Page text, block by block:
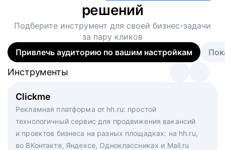
решений
Подберите инструмент для своей бизнес-задачи
за пару кликов
Привлечь аудиторию по вашим настройкам
Clickme
Рекламная платформа от hh.ru: простой
технологичный сервис для продвижения вакансий
и проектов бизнеса на разных площадках: на hh.ru,
во ВКонтакте, Яндексе, Одноклассниках и Mail.ru
Инструменты
Вакансия дня
Рекламный формат для вакансий на главной странице
hh.ru. Увеличивает количество откликов
Инструменты
Массовый подбор под ключ. Решите, сколько
кандидатов и когда вам нужно, и за дело возьмутся
маркетологи, рекрутеры и проектные менеджеры
hh.ru с целым набором digital-инструментов
Инструменты